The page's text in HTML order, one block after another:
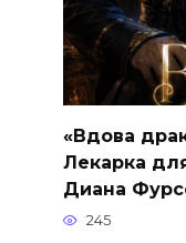
«Вдова
Лекарка
Диана
245